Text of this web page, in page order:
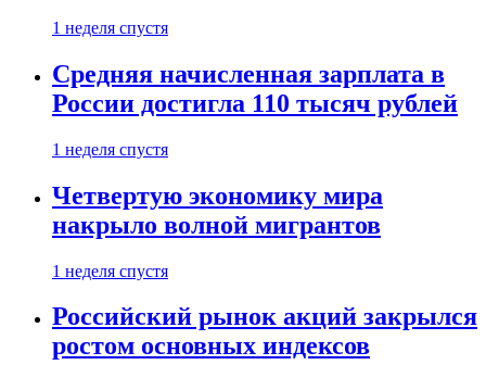
1 неделя спустя
Средняя начисленная зарплата в
России достигла 110 тысяч рублей
1 неделя спустя
Четвертую экономику мира
накрыло волной мигрантов
1 неделя спустя
Российский рынок акций закрылся
ростом основных индексов